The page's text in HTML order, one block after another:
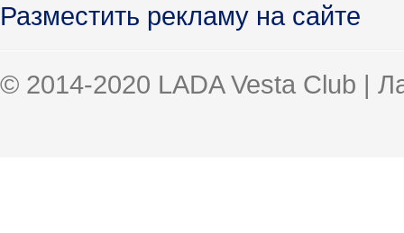
Разместить рекламу на сайте
© 2014-2020 LADA Vesta Club |